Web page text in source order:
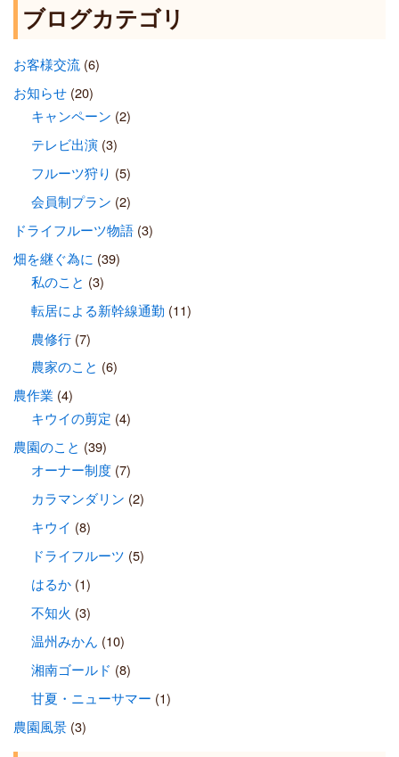
ブログカテゴリ
お客様交流(6)
お知らせ(20)
キャンペーン (2)
テレビ出演(3)
フルーツ狩り (5)
会員制プラン (2)
ドライフルーツ物語(3)
畑を継ぐ為に (39)
私のこと (3)
転居による新幹線通勤 (11)
農修行(7)
農家のこと (6)
農作業 (4)
キウイの剪定 (4)
農園のこと (39)
オーナー制度(7)
カラマンダリン (2)
キウイ (8)
ドライフルーツ (5)
はるか(1)
不知火 (3)
温州みかん (10)
湘南ゴールド (8)
甘夏・ニューサマー (1)
農園風景(3)